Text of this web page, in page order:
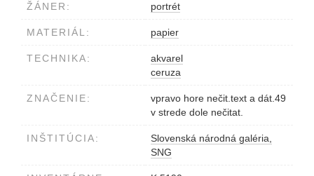
ŽÁNER: portrét
MATERIÁL: papier
TECHNIKA:
akvarel
ceruza
ZNAČENIE:
vpravo hore nečit.text a dát.49
v strede dole nečitat.
INŠTITÚCIA:
Slovenská národná galéria,
SNG